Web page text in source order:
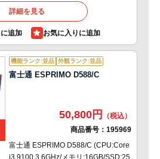
詳細を見る
追加
機能ランク:並品 外観ランク:並品
富士通 ESPRIMO D588/C
50,800円
商品番号： 195969
富士通 ESPRIMO D588/C (CPU:Core
i3 9100 3.6GHz/メモリ:16GB/SSD:25